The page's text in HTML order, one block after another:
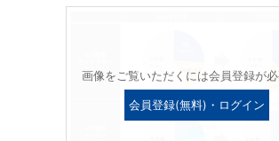
画像をご覧いただくには会員登録が
会員登録(無料)・ログイン